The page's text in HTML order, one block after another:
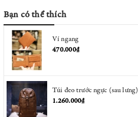
Bạn có thể thích
Ví ngang
470.000₫
Túi đeo trước ngực (sau lưng)
1.260.000₫